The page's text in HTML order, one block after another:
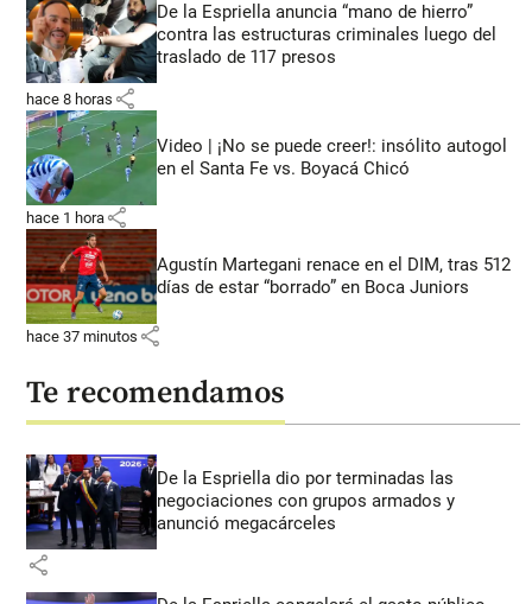
De la Espriella anuncia “mano de hierro”
contra las estructuras criminales luego del
traslado de 117 presos
hace 8 horas share
Video | ¡No se puede creer!: insólito autogol
en el Santa Fe vs. Boyacá Chicó
hace 1 hora share
Agustín Martegani renace en el DIM, tras 512
días de estar “borrado” en Boca Juniors
hace 37 minutos share
Te recomendamos
De la Espriella dio por terminadas las
negociaciones con grupos armados y
anunció megacárceles
share